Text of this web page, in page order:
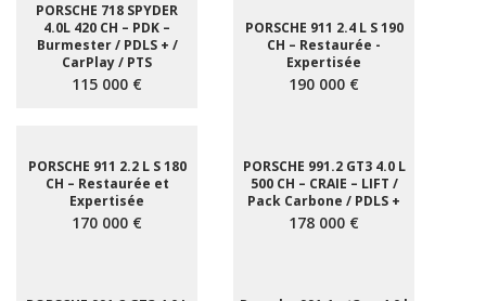
PORSCHE 718 SPYDER
4.0L 420 CH – PDK –
Burmester / PDLS + /
CarPlay / PTS
115 000 €
PORSCHE 911 2.4 L S 190
CH – Restaurée -
Expertisée
190 000 €
PORSCHE 911 2.2 L S 180
CH – Restaurée et
Expertisée
170 000 €
PORSCHE 991.2 GT3 4.0 L
500 CH – CRAIE – LIFT /
Pack Carbone / PDLS +
178 000 €